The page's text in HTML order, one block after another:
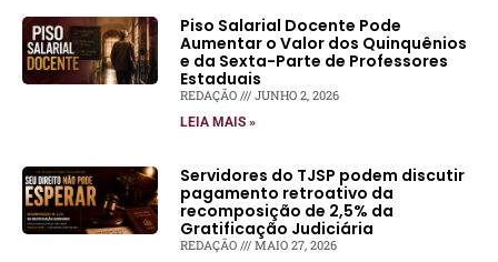
Piso Salarial Docente Pode
Aumentar o Valor dos Quinquênios
e da Sexta-Parte de Professores
Estaduais
REDAÇÃO JUNHO 2, 2026
LEIA MAIS »
Servidores do TJSP podem discutir
pagamento retroativo da
recomposição de 2,5% da
Gratificação Judiciária
REDAÇÃO MAIO 27, 2026